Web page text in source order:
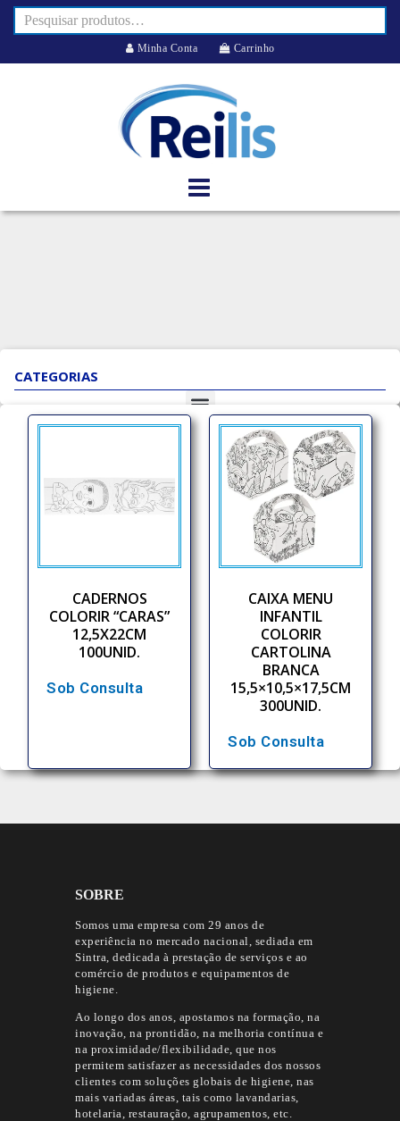
Minha Conta Carrinho
CATEGORIAS
CADERNOS
COLORIR “CARAS”
12,5X22CM
100UNID.
Sob Consulta
CAIXA MENU
INFANTIL
COLORIR
CARTOLINA
BRANCA
15,5×10,5×17,5CM
300UNID.
Sob Consulta
SOBRE
Somos uma empresa com 29 anos de
experiência no mercado nacional, sediada em
Sintra, dedicada à prestação de serviços e ao
comércio de produtos e equipamentos de
higiene.
Ao longo dos anos, apostamos na formação, na
inovação, na prontidão, na melhoria contínua e
na proximidade/flexibilidade, que nos
permitem satisfazer as necessidades dos nossos
clientes com soluções globais de higiene, nas
mais variadas áreas, tais como lavandarias,
hotelaria, restauração, agrupamentos, etc.